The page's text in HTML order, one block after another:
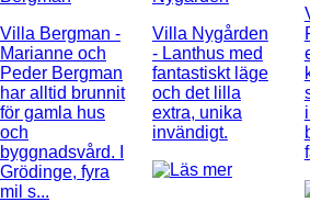
Villa Bergman -
Marianne och
Peder Bergman
har alltid brunnit
för gamla hus
och
byggnadsvård. I
Grödinge, fyra
mil s...
Villa Nygården
- Lanthus med
fantastiskt läge
och det lilla
extra, unika
invändigt.